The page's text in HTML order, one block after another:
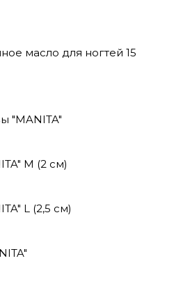
масло для ногтей 15
"MANITA"
М (2 см)
L (2,5 см)